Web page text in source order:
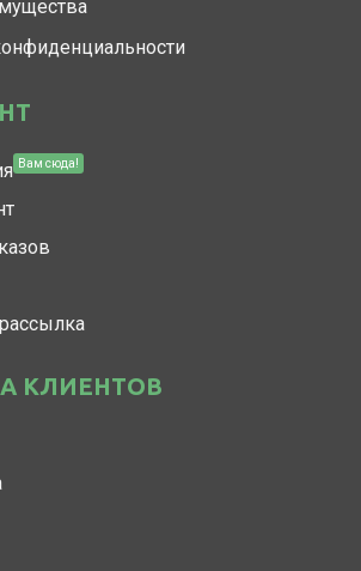
Вам сюда!
КЛИЕНТОВ